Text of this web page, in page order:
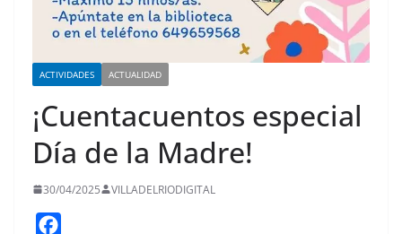
ACTIVIDADES ACTUALIDAD
¡Cuentacuentos especial
Día de la Madre!
30/04/2025 VILLADELRIODIGITAL